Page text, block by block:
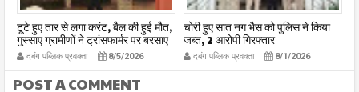
टूटे हुए तार से लगा करंट, बैल की हुई मौत,
गुस्साए ग्रामीणों ने ट्रांसफार्मर पर बरसाए
डंडे, थाने में हुई शिकायत
दबंग पब्लिक प्रवक्ता 8/5/2026
चोरी हुए सात नग भैस को पुलिस ने किया
जब्त, 2 आरोपी गिरफ्तार
दबंग पब्लिक प्रवक्ता 8/1/2026
POST A COMMENT